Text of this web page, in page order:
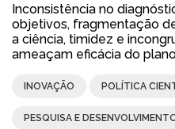
Inconsistência no
objetivos, fragmentação
a ciência, timidez e
ameaçam eficácia do
INOVAÇÃO POLÍTICA
PESQUISA E